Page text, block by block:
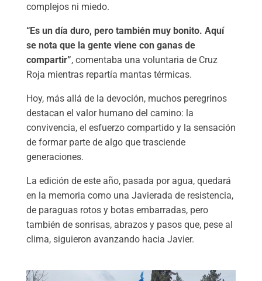
complejos ni miedo.
“Es un día duro, pero también muy bonito. Aquí
se nota que la gente viene con ganas de
compartir”, comentaba una voluntaria de Cruz
Roja mientras repartía mantas térmicas.
Hoy, más allá de la devoción, muchos peregrinos
destacan el valor humano del camino: la
convivencia, el esfuerzo compartido y la sensación
de formar parte de algo que trasciende
generaciones.
La edición de este año, pasada por agua, quedará
en la memoria como una Javierada de resistencia,
de paraguas rotos y botas embarradas, pero
también de sonrisas, abrazos y pasos que, pese al
clima, siguieron avanzando hacia Javier.